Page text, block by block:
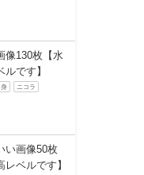
像130枚【水
です】
身 ニコラ
い画像50枚
レベルです】